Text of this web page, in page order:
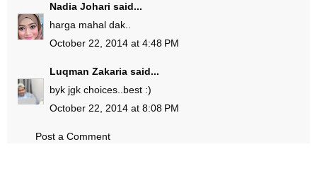
Nadia Johari said...
harga mahal dak..
October 22, 2014 at 4:48 PM
Luqman Zakaria said...
byk jgk choices..best :)
October 22, 2014 at 8:08 PM
Post a Comment